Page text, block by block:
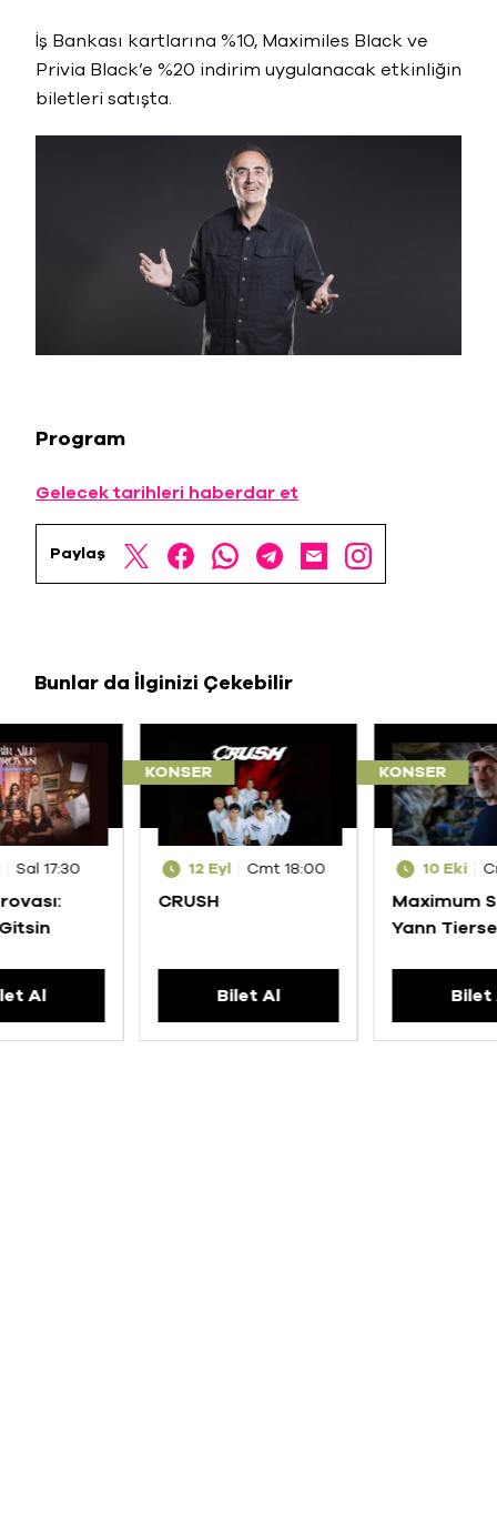
İş Bankası kartlarına %10, Maximiles Black ve
Privia Black’e %20 indirim uygulanacak etkinliğin
biletleri satışta.
Program
Gelecek tarihleri haberdar et
Paylaş
Bunlar da İlginizi Çekebilir
Sal 17:30
Al
KONSER
12 Eyl Cmt 18:00
CRUSH
Bilet Al
KONSER
10 Eki
Maximum
Yann
Bilet